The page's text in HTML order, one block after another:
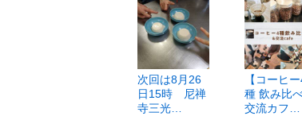
次回は8月26
日15時 尼禅
寺三光…
【コーヒ
種 飲み比
交流カフ…